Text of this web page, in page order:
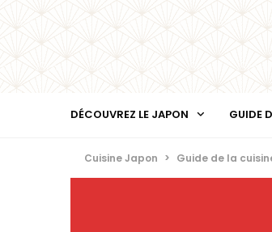
DÉCOUVREZ LE JAPON GUIDE
Cuisine Japon > Guide de la